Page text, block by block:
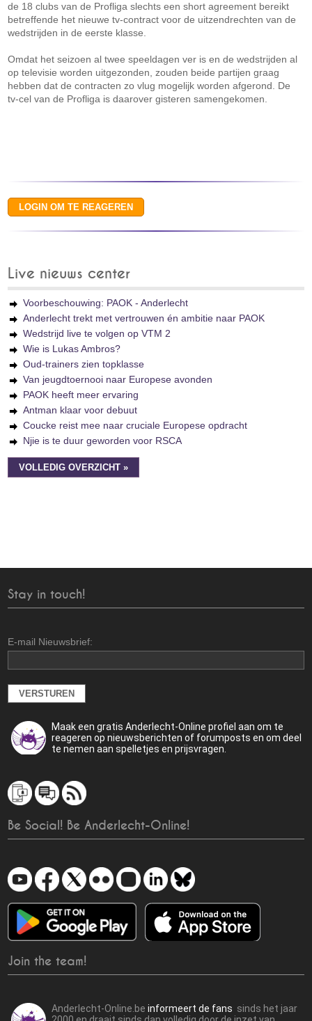
de 18 clubs van de Profliga slechts een short agreement bereikt
betreffende het nieuwe tv-contract voor de uitzendrechten van de
wedstrijden in de eerste klasse.
Omdat het seizoen al twee speeldagen ver is en de wedstrijden al
op televisie worden uitgezonden, zouden beide partijen graag
hebben dat de contracten zo vlug mogelijk worden afgerond. De
tv-cel van de Profliga is daarover gisteren samengekomen.
Live nieuws center
Voorbeschouwing: PAOK - Anderlecht
Anderlecht trekt met vertrouwen én ambitie naar PAOK
Wedstrijd live te volgen op VTM 2
Wie is Lukas Ambros?
Oud-trainers zien topklasse
Van jeugdtoernooi naar Europese avonden
PAOK heeft meer ervaring
Antman klaar voor debuut
Coucke reist mee naar cruciale Europese opdracht
Njie is te duur geworden voor RSCA
VOLLEDIG OVERZICHT »
Stay in touch!
E-mail Nieuwsbrief:
Maak een gratis Anderlecht-Online profiel aan om te
reageren op nieuwsberichten of forumposts en om deel
te nemen aan spelletjes en prijsvragen.
Be Social! Be Anderlecht-Online!
Join the team!
Anderlecht-Online.beinformeert de fans sinds het jaar